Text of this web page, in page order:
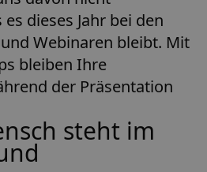
dieses Jahr bei den
Webinaren bleibt. Mit
bleiben Ihre
der Präsentation
steht im